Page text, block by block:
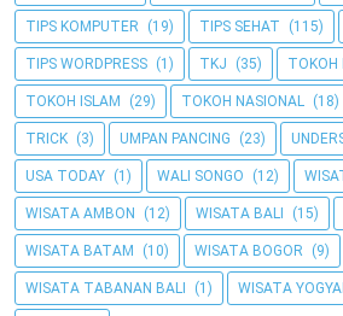
TIPS KOMPUTER (19) TIPS SEHAT (115)
TIPS WORDPRESS (1) TKJ (35) TOKOH
TOKOH ISLAM (29) TOKOH NASIONAL (18)
TRICK (3) UMPAN PANCING (23)
USA TODAY (1) WALI SONGO (12)
WISATA AMBON (12) WISATA BALI (15)
WISATA BATAM (10) WISATA BOGOR (9)
WISATA TABANAN BALI (1) WISATA